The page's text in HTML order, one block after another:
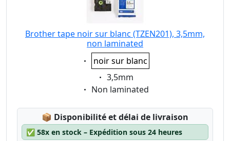
Brother tape noir sur blanc (TZEN201), 3,5mm,
non laminated
Eigenschaft:
noir sur blanc
Eigenschaft:
3,5mm
Eigenschaft:
Non laminated
📦 Lagerstatus:
Disponibilité et délai de livraison
✅ 58x en stock – Expédition sous 24 heures